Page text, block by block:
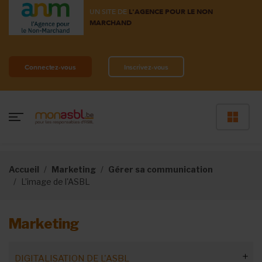
UN SITE DE L'AGENCE POUR LE NON
MARCHAND
Connectez-vous Inscrivez-vous
Accueil Marketing
Gérer sa communication
L’image de l'ASBL
Marketing
DIGITALISATION DE L'ASBL